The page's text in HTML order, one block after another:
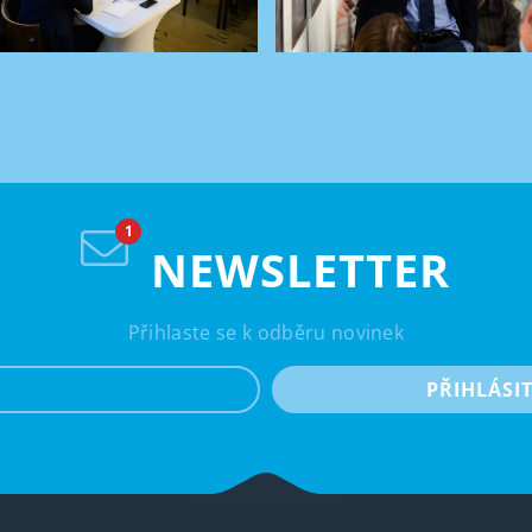
NEWSLETTER
Přihlaste se k odběru novinek
PŘIHLÁSIT